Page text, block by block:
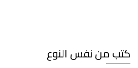
كتب من نفس النوع